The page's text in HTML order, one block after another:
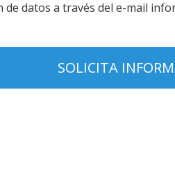
de datos a través del e-mail